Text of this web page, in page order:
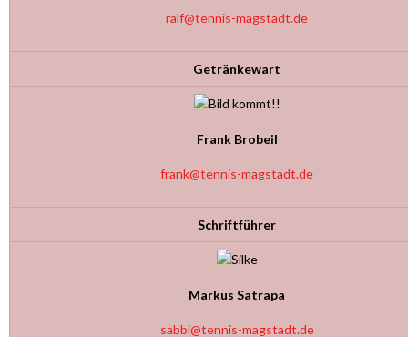
ralf@tennis-magstadt.de
Getränkewart
Frank Brobeil
frank@tennis-magstadt.de
Schriftführer
Markus Satrapa
sabbi@tennis-magstadt.de